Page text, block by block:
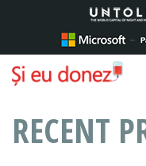
RECENT